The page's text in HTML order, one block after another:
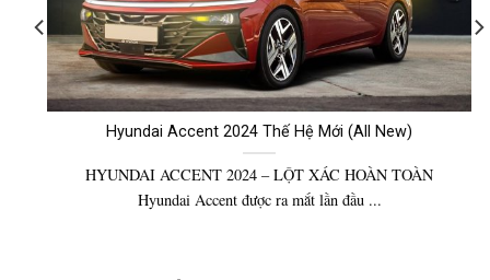
Hyundai Accent 2024 Thế Hệ Mới (All New)
HYUNDAI ACCENT 2024 – LỘT XÁC HOÀN TOÀN
Hyundai Accent được ra mắt lần đầu ...